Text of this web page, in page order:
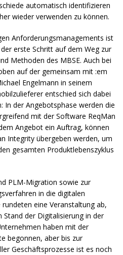
automatisch identifizieren
wieder verwenden zu können.
Anforderungsmanagements ist
erste Schritt auf dem Weg zur
Methoden des MBSE. Auch bei
auf der gemeinsam mit :em
Engelmann in seinem
entschied sich dabei
In der Angebotsphase werden die
mit der Software ReqMan
Angebot ein Auftrag, können
Integrity übergeben werden, um
gesamten Produktlebenszyklus
PLM-Migration sowie zur
in die digitalen
eine Veranstaltung ab,
Stand der Digitalisierung in der
haben mit der
begonnen, aber bis zur
Geschäftsprozesse ist es noch